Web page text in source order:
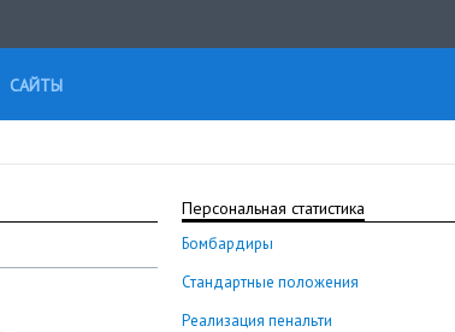
САЙТЫ
Персональная статистика
Бомбардиры
Стандартные положения
Реализация пенальти